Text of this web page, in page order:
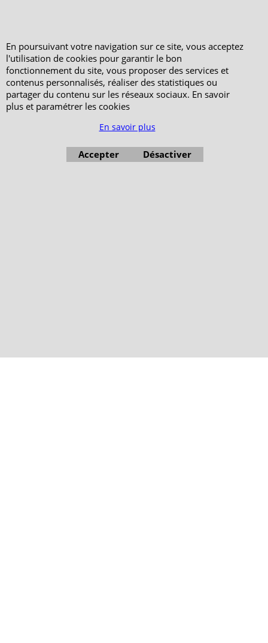
En poursuivant votre navigation sur ce site, vous acceptez
l'utilisation de cookies pour garantir le bon
fonctionnement du site, vous proposer des services et
contenus personnalisés, réaliser des statistiques ou
partager du contenu sur les réseaux sociaux. En savoir
plus et paramétrer les cookies
En savoir plus
Accepter Désactiver